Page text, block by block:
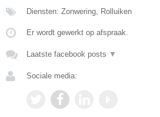
Diensten: Zonwering, Rolluiken
Er wordt gewerkt op afspraak.
Laatste facebook posts ▼
Sociale media: